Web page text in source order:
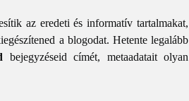
az eredeti és informatív tartalmakat,
a blogodat. Hetente legalább
bejegyzéseid címét, metaadatait olyan